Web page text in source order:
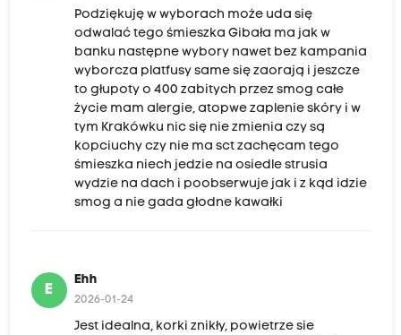
Podziękuję w wyborach może uda się
odwalać tego śmieszka Gibała ma jak w
banku następne wybory nawet bez kampania
wyborcza platfusy same się zaorają i jeszcze
to głupoty o 400 zabitych przez smog całe
życie mam alergie, atopwe zaplenie skóry i w
tym Krakówku nic się nie zmienia czy są
kopciuchy czy nie ma sct zachęcam tego
śmieszka niech jedzie na osiedle strusia
wydzie na dach i poobserwuje jak i z kąd idzie
smog a nie gada głodne kawałki
E
Ehh
2026-01-24
Jest idealna, korki znikły, powietrze sie